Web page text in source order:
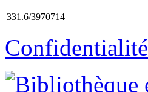
331.6/3970714
Confidentialité